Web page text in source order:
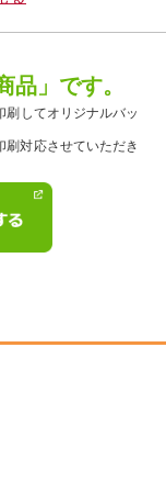
品」です。
刷してオリジナルバッ
対応させていただき